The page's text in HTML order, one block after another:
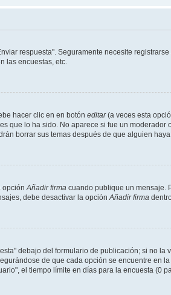
respuesta". Seguramente necesite
las encuestas, etc.
hacer clic en en botón editar(a veces esta
que lo ha sido. No aparece si fue un
borrar sus temas después de que alguien
opciónAñadir firma cuando publique un mensaje.
debe desactivar la opciónAñadir firma
debajo del formulario de publicación; si no la
de que cada opción se encuentre en
el tiempo límite en días para la encuesta (0